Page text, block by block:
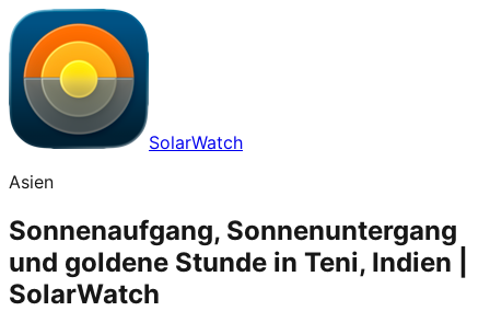
SolarWatch
Asien
Sonnenaufgang, Sonnenuntergang
und goldene Stunde in Teni, Indien |
SolarWatch